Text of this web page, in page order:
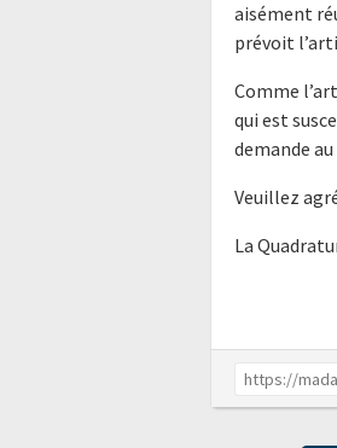
aisément
prévoit
Comme
qui est
demande
Veuillez
La